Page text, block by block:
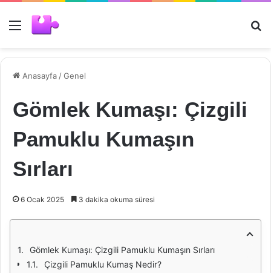
Menü
Anasayfa /Genel
Gömlek Kumaşı: Çizgili
Pamuklu Kumaşın
Sırları
6 Ocak 2025 3 dakika okuma süresi
Gömlek Kumaşı: Çizgili Pamuklu Kumaşın Sırları
Çizgili Pamuklu Kumaş Nedir?